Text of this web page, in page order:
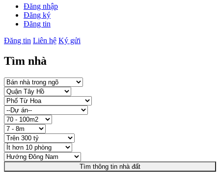
Đăng nhập
Đăng ký
Đăng tin
Đăng tin Liên hệ Ký gửi
Tìm nhà
Tìm thông tin nhà đất